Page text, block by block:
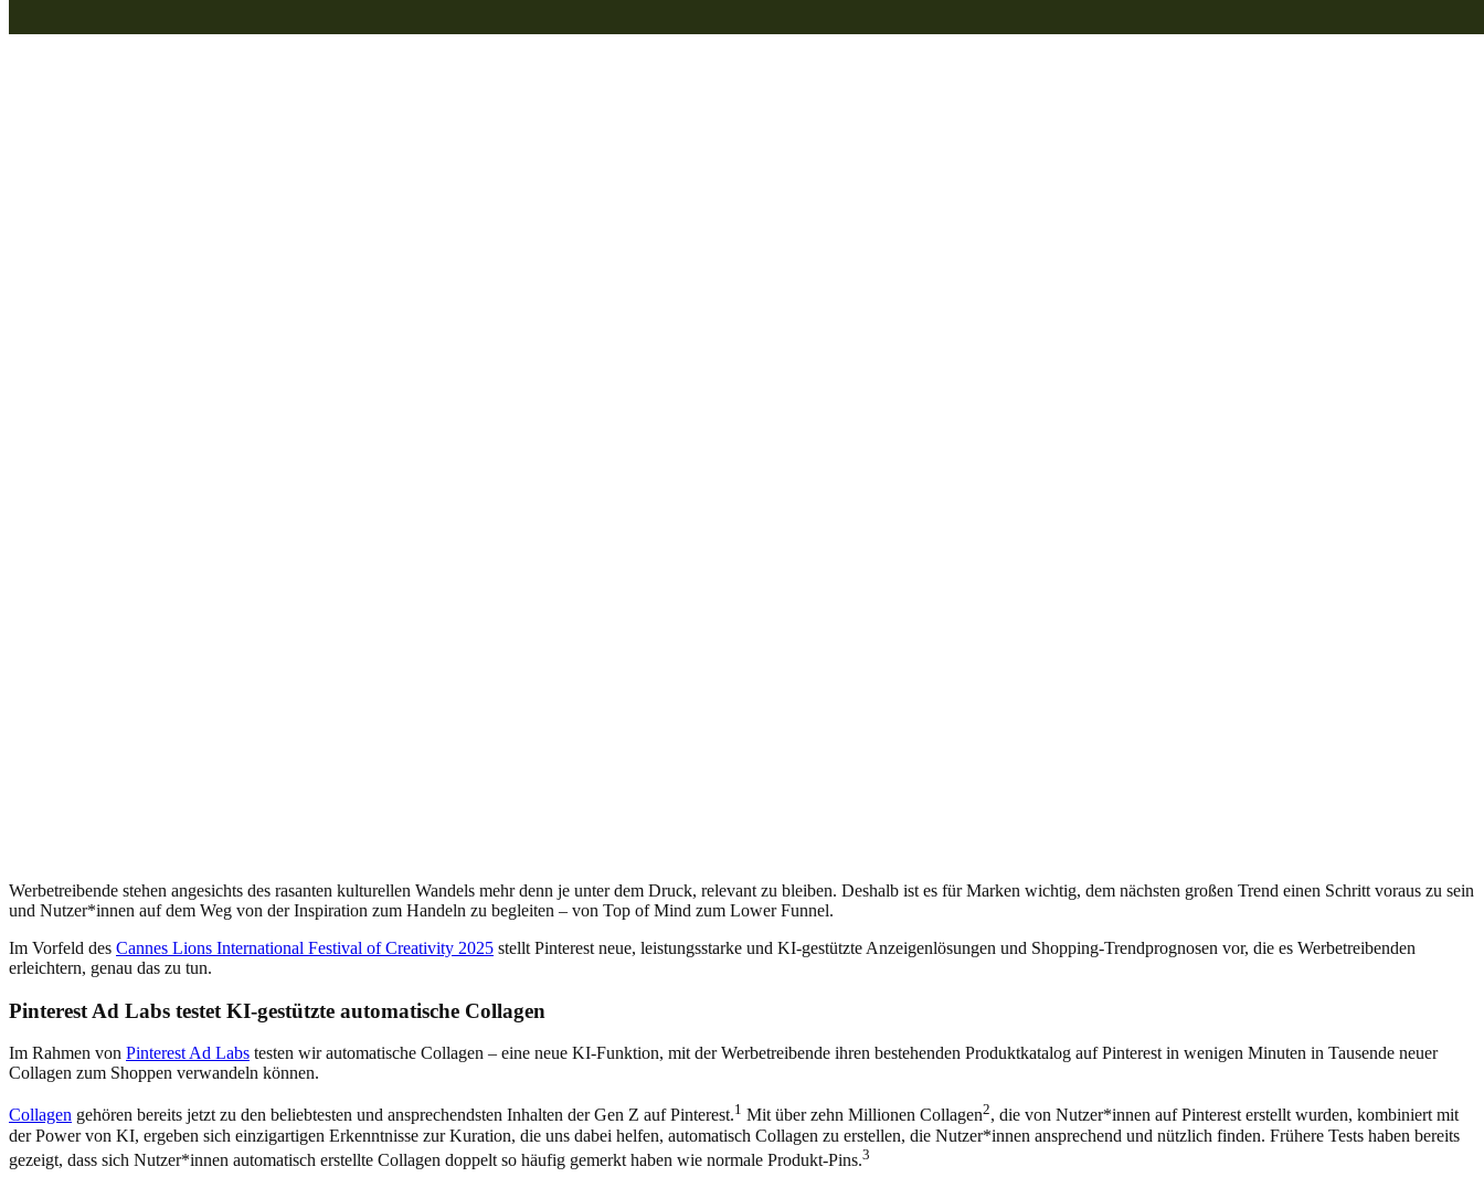
Werbetreibende stehen angesichts des rasanten kulturellen Wandels mehr denn je unter dem Druck, relevant zu bleiben. Deshalb ist es für Marken wichtig, dem nächsten großen Trend einen Schritt voraus zu sein
und Nutzer*innen auf dem Weg von der Inspiration zum Handeln zu begleiten – von Top of Mind zum Lower Funnel.
Im Vorfeld des Cannes Lions International Festival of Creativity 2025 stellt Pinterest neue, leistungsstarke und KI-gestützte Anzeigenlösungen und Shopping-Trendprognosen vor, die es Werbetreibenden
erleichtern, genau das zu tun.
Pinterest Ad Labs testet KI-gestützte automatische Collagen
Im Rahmen von Pinterest Ad Labs testen wir automatische Collagen – eine neue KI-Funktion, mit der Werbetreibende ihren bestehenden Produktkatalog auf Pinterest in wenigen Minuten in Tausende neuer
Collagen zum Shoppen verwandeln können.
Collagen gehören bereits jetzt zu den beliebtesten und ansprechendsten Inhalten der Gen Z auf Pinterest.1 Mit über zehn Millionen Collagen2, die von Nutzer*innen auf Pinterest erstellt wurden, kombiniert mit
der Power von KI, ergeben sich einzigartigen Erkenntnisse zur Kuration, die uns dabei helfen, automatisch Collagen zu erstellen, die Nutzer*innen ansprechend und nützlich finden. Frühere Tests haben bereits
gezeigt, dass sich Nutzer*innen automatisch erstellte Collagen doppelt so häufig gemerkt haben wie normale Produkt-Pins.3